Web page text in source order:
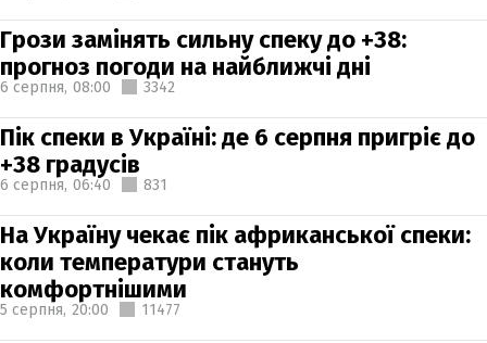
Грози замінять сильну спеку до +38:
прогноз погоди на найближчі дні
6 серпня, 08:00 3342
Пік спеки в Україні: де 6 серпня пригріє до
+38 градусів
6 серпня, 06:40 831
На Україну чекає пік африканської спеки:
коли температури стануть
комфортнішими
5 серпня, 20:00 11477